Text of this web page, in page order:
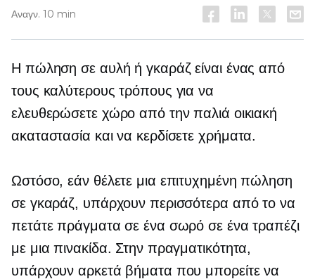
Αναγν. 10 min
Η πώληση σε αυλή ή γκαράζ είναι ένας από
τους καλύτερους τρόπους για να
ελευθερώσετε χώρο από την παλιά οικιακή
ακαταστασία και να κερδίσετε χρήματα.
Ωστόσο, εάν θέλετε μια επιτυχημένη πώληση
σε γκαράζ, υπάρχουν περισσότερα από το να
πετάτε πράγματα σε ένα σωρό σε ένα τραπέζι
με μια πινακίδα. Στην πραγματικότητα,
υπάρχουν αρκετά βήματα που μπορείτε να